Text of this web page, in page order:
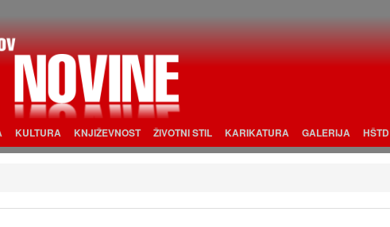
KULTURA KNJIŽEVNOST ŽIVOTNI STIL KARIKATURA GALERIJA HŠTD